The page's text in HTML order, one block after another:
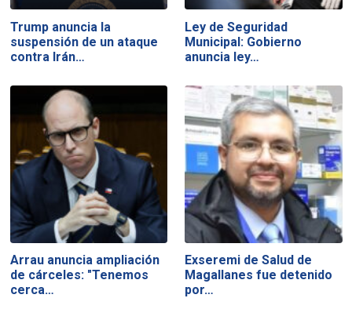
Trump anuncia la
suspensión de un ataque
contra Irán…
Ley de Seguridad
Municipal: Gobierno
anuncia ley…
Arrau anuncia ampliación
de cárceles: "Tenemos
cerca…
Exseremi de Salud de
Magallanes fue detenido
por…